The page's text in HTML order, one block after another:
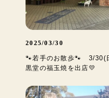
2025/03/30
🐾若手のお散歩🐾 3/30(
黒堂の福玉焼を出店💛